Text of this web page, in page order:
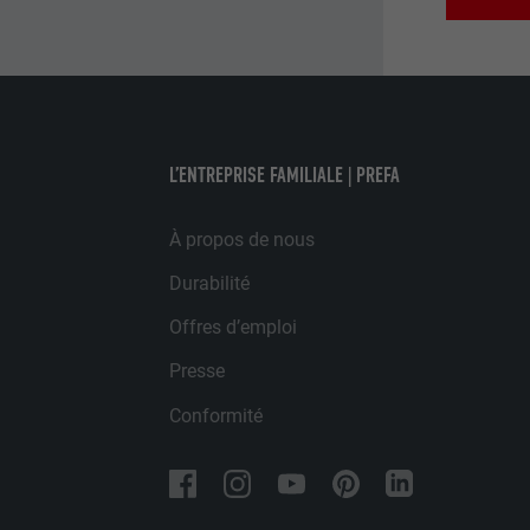
L’ENTREPRISE FAMILIALE | PREFA
À propos de nous
Durabilité
Offres d’emploi
Presse
Conformité